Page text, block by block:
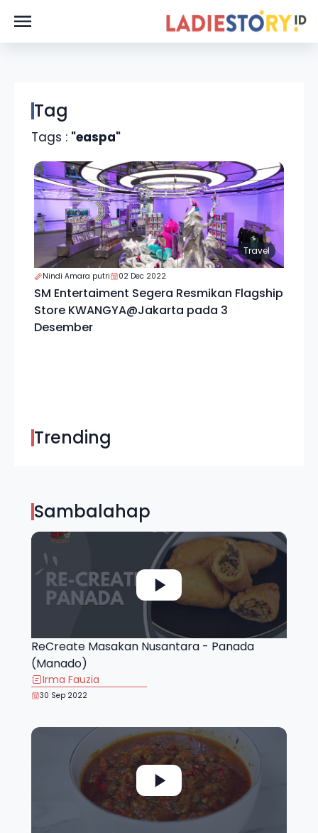
Tag
Tags : "easpa"
Travel
Nindi Amara putri 02 Dec 2022
SM Entertaiment Segera Resmikan Flagship
Store KWANGYA@Jakarta pada 3
Desember
Trending
Sambalahap
ReCreate Masakan Nusantara - Panada
(Manado)
Irma Fauzia
30 Sep 2022